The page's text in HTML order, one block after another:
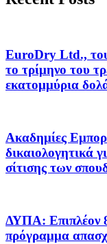
EuroDry Ltd., του
το τρίμηνο του
εκατομμύρια
Ακαδημίες
δικαιολογητικά
σίτισης των
ΔΥΠΑ: Επιπλέον
πρόγραμμα